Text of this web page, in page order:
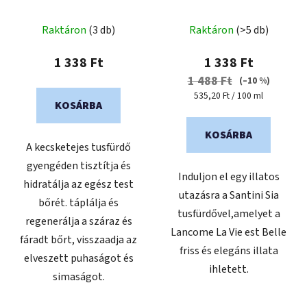
Raktáron (3 db)
1 338 Ft
KOSÁRBA
A kecsketejes tusfürdő
gyengéden tisztítja és
hidratálja az egész test
bőrét. táplálja és
regenerálja a száraz és
fáradt bőrt, visszaadja az
elveszett puhaságot és
simaságot.
Raktáron (>5 db)
1 338 Ft
1 488 Ft
(–10 %)
Egységár:
535,20 Ft / 100 ml
KOSÁRBA
Induljon el egy illatos
utazásra a Santini Sia
tusfürdővel,amelyet a
Lancome La Vie est Belle
friss és elegáns illata
ihletett.